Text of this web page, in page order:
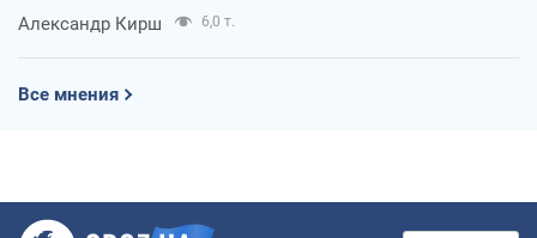
Александр Кирш 6,0 т.
Все мнения